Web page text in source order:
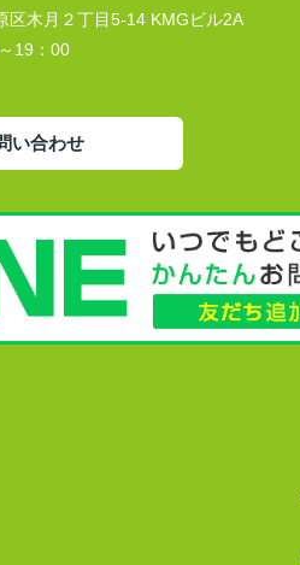
区木月２丁目5-14 KMGビル2A
19：00
い合わせ